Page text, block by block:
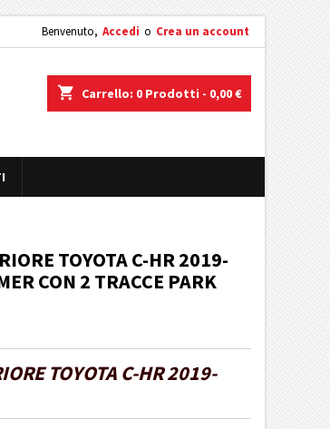
Benvenuto, Accedi o Crea un account
shopping_cart Carrello: 0 Prodotti - 0,00 €
TOYOTA C-HR 2019-
CON 2 TRACCE PARK
TOYOTA C-HR 2019-